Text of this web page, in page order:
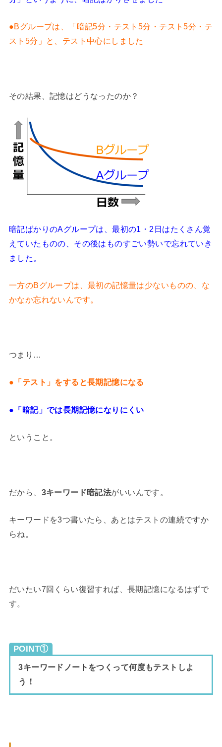
●Bグループは、「暗記5分・テスト5分・テスト5分・テ
スト5分」と、テスト中心にしました
その結果、記憶はどうなったのか？
暗記ばかりのAグループは、最初の1・2日はたくさん覚
えていたものの、その後はものすごい勢いで忘れていき
ました。
一方のBグループは、最初の記憶量は少ないものの、な
かなか忘れないんです。
つまり…
●「テスト」をすると長期記憶になる
●「暗記」では長期記憶になりにくい
ということ。
だから、 3キーワード暗記法がいいんです。
キーワードを3つ書いたら、あとはテストの連続ですか
らね。
だいたい7回くらい復習すれば、長期記憶になるはずで
す。
POINT①
3キーワードノートをつくって何度もテストしよ
う！